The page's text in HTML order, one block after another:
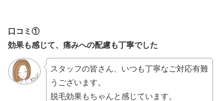
口コミ①
効果も感じて、痛みへの配慮も丁寧でした
スタッフの皆さん、いつも丁寧なご対応有難
うございます。
脱毛効果もちゃんと感じています。